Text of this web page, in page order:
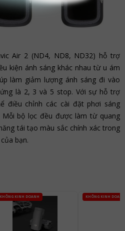
Air 2 (ND4, ND8, ND32) hỗ trợ
kiện ánh sáng khác nhau từ u ám
làm giảm lượng ánh sáng đi vào
là 2, 3 và 5 stop. Với sự hỗ trợ
điều chỉnh các cài đặt phơi sáng
bộ lọc đều được làm từ quang
tái tạo màu sắc chính xác trong
bạn.
KHÔNG KINH DOANH KHÔNG KINH DOANH